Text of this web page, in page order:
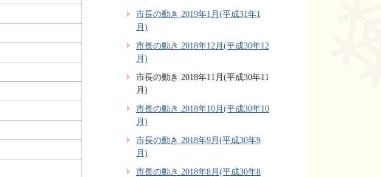
市長の動き 2019年1月(平成31年1
月)
市長の動き 2018年12月(平成30年12
月)
市長の動き 2018年11月(平成30年11
月)
市長の動き 2018年10月(平成30年10
月)
市長の動き 2018年9月(平成30年9
月)
市長の動き 2018年8月(平成30年8